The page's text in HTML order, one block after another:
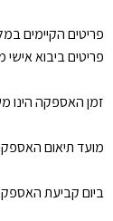
פריטים הקיימים במלאי עד 7 ימי עסקים באזור הדרום והמרכז, עד 21 ימי
פריטים ביבוא אישי מחו”ל: בין 60 ל 120 ימי עסקים. פריטים
זמן האספקה הינו משוער בלבד ומתייחס לימי
מועד תיאום
ביום קביעת